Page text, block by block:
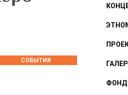
СОБЫТИЯ
ФОНД